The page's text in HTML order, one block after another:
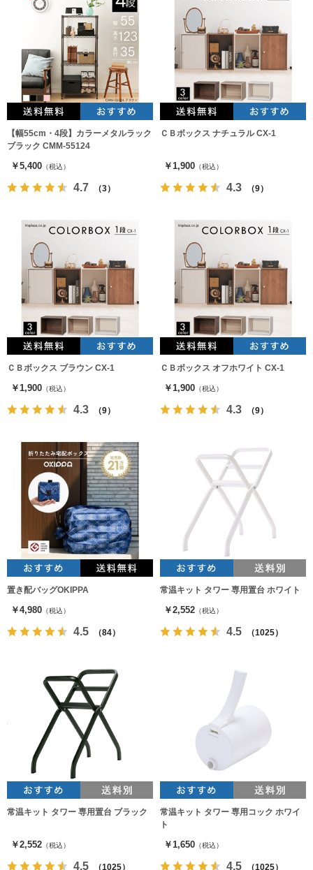
【幅55cm・4段】カラーメタルラック
ブラック CMM-55124
￥5,400 （税込）
4.7 （3）
ＣＢボックス ナチュラル CX-1
￥1,900 （税込）
4.3 （9）
ＣＢボックス ブラウン CX-1
￥1,900 （税込）
4.3 （9）
ＣＢボックス オフホワイト CX-1
￥1,900 （税込）
4.3 （9）
置き配バッグOKIPPA
￥4,980 （税込）
4.5 （84）
常温キット タワー 専用置台 ホワイト
￥2,552 （税込）
4.5 （1025）
常温キット タワー 専用置台 ブラック
￥2,552 （税込）
4.5 （1025）
常温キット タワー 専用コック ホワイ
ト
￥1,650 （税込）
4.5 （1025）